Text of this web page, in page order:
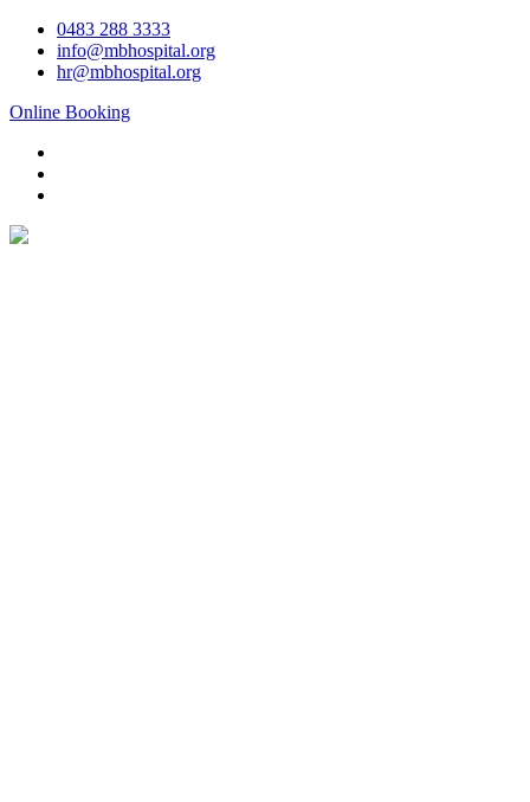
Skip
content
0483 288 3333
info@mbhospital.org
hr@mbhospital.org
Online Booking